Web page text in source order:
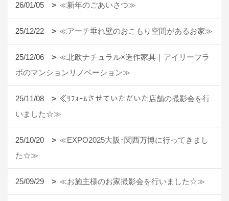
26/01/05 ≪新年のごあいさつ≫
25/12/22 ≪アーチ垂れ壁のおこもり空間があるお家≫
25/12/06
≪北欧ナチュラル×造作家具｜アイリーフラ
ボのマンションリノベーション≫
25/11/08
≪ﾘﾌｫｰﾑさせていただいた店舗の撮影会を行
いました☆≫
25/10/20
≪EXPO2025大阪･関西万博に行ってきまし
た☆≫
25/09/29 ≪お施主様のお家撮影会を行いました☆≫